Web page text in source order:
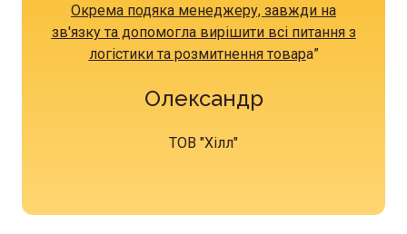
Окрема подяка менеджеру, завжди на
зв'язку та допомогла вирішити всі питання з
логістики та розмитнення товара”
Олександр
ТОВ "Хілл"